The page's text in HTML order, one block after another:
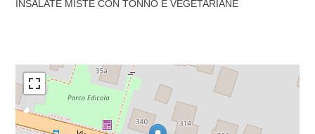
INSALATE MISTE CON TONNO E VEGETARIANE